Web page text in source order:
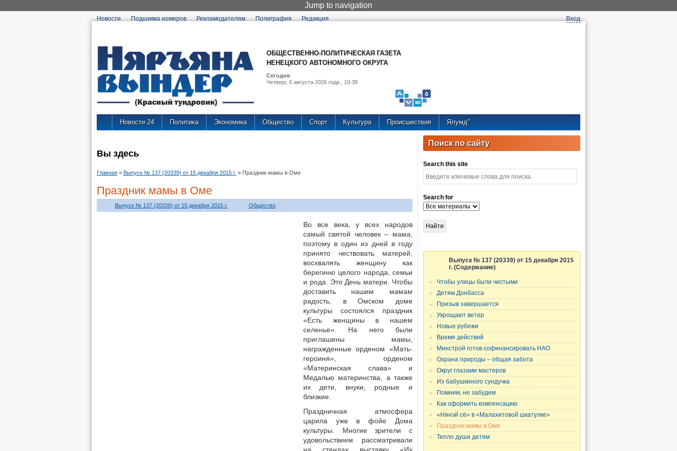
Jump to navigation
Новости Подшивка номеров Рекламодателям Полиграфия Редакция Вход
ОБЩЕСТВЕННО-ПОЛИТИЧЕСКАЯ ГАЗЕТА
НЕНЕЦКОГО АВТОНОМНОГО ОКРУГА
Сегодня
Четверг, 6 августа 2026 года , 10:38
Новости 24 Политика Экономика Общество Спорт Культура Происшествия Ялумд’’
Вы здесь
Главная » Выпуск № 137 (20339) от 15 декабря 2015 г. » Праздник мамы в Оме
Праздник мамы в Оме
Выпуск № 137 (20339) от 15 декабря 2015 г. Общество
Во все века, у всех народов
самый святой человек – мама,
поэтому в один из дней в году
принято чествовать матерей,
восхвалять женщину как
берегиню целого народа, семьи
и рода. Это День матери. Чтобы
доставить нашим мамам
радость, в Омском доме
культуры состоялся праздник
«Есть женщины в нашем
селенье». На него были
приглашены мамы,
награжденные орденом «Мать-
героиня», орденом
«Материнская слава» и
Медалью материнства, а также
их дети, внуки, родные и
близкие.
Праздничная атмосфера
царила уже в фойе Дома
культуры. Многие зрители с
удовольствием рассматривали
Поиск по сайту
Search this site
Search for
Выпуск № 137 (20339) от 15 декабря 2015
г. (Содержание)
Чтобы улицы были чистыми
Детям Донбасса
Призыв завершается
Укрощают ветер
Новые рубежи
Время действий
Минстрой готов софинансировать НАО
Охрана природы – общая забота
Округ глазами мастеров
Из бабушкиного сундучка
Помним, не забудем
Как оформить компенсацию
«Нянэй сё» в «Малахитовой шкатулке»
Праздник мамы в Оме
Тепло души детям